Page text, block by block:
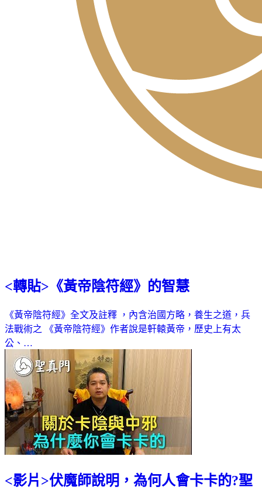
<轉貼>《黃帝陰符經》的智慧
《黃帝陰符經》全文及註釋 ，內含治國方略，養生之道，兵
法戰術之 《黃帝陰符經》作者說是軒轅黃帝，歷史上有太
公、…
<影片>伏魔師說明，為何人會卡卡的?聖